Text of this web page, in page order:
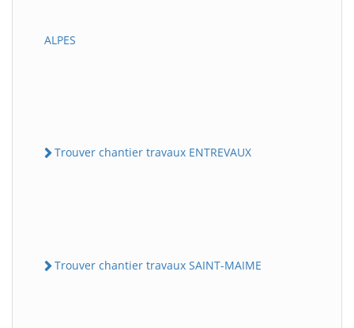
ALPES
Trouver chantier travaux ENTREVAUX
Trouver chantier travaux SAINT-MAIME